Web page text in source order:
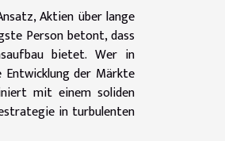
Aktien über lange
Person betont, dass
bietet. Wer in
der Märkte
mit einem soliden
in turbulenten